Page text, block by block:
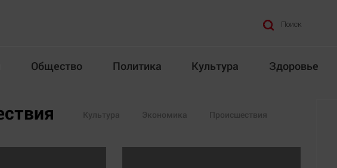
Поиск
Общество Политика Культура Здоровье
Культура Экономика Происшествия